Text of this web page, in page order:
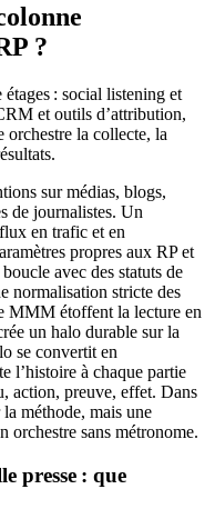
?
: social listening et
et outils d’attribution,
orchestre la collecte, la
sur médias, blogs,
de journalistes. Un
en trafic et en
propres aux RP et
avec des statuts de
normalisation stricte des
MMM étoffent la lecture en
un halo durable sur la
se convertit en
l’histoire à chaque partie
action, preuve, effet. Dans
méthode, mais une
orchestre sans métronome.
presse : que